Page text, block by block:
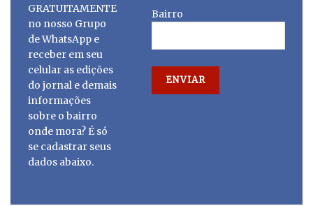
GRATUITAMENTE
no nosso Grupo
de WhatsApp e
receber em seu
celular as edições
do jornal e demais
informações
sobre o bairro
onde mora? É só
se cadastrar seus
dados abaixo.
Bairro